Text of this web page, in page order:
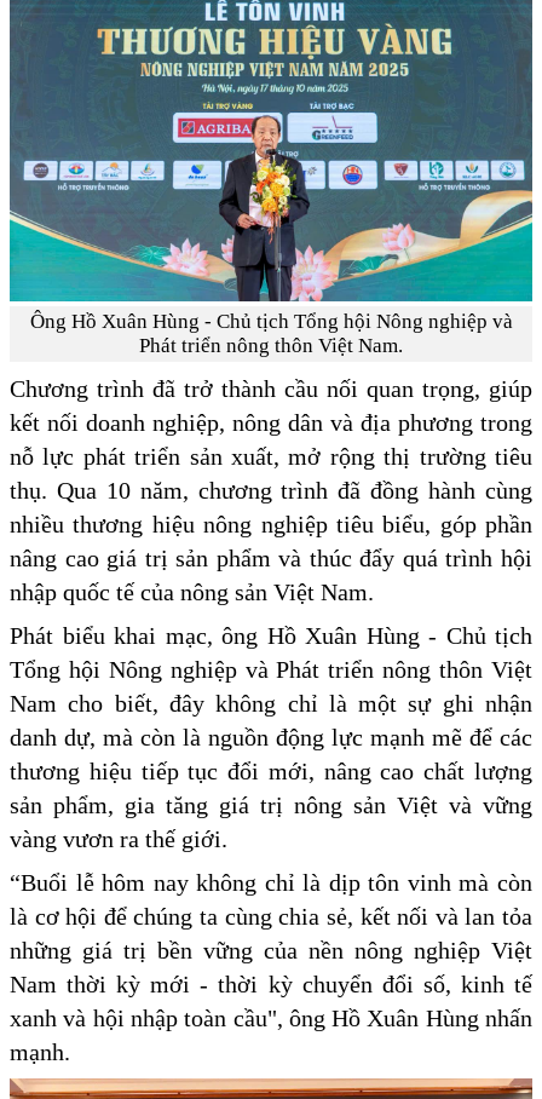
Ông Hồ Xuân Hùng - Chủ tịch Tổng hội Nông nghiệp và
Phát triển nông thôn Việt Nam.
Chương trình đã trở thành cầu nối quan trọng, giúp
kết nối doanh nghiệp, nông dân và địa phương trong
nỗ lực phát triển sản xuất, mở rộng thị trường tiêu
thụ. Qua 10 năm, chương trình đã đồng hành cùng
nhiều thương hiệu nông nghiệp tiêu biểu, góp phần
nâng cao giá trị sản phẩm và thúc đẩy quá trình hội
nhập quốc tế của nông sản Việt Nam.
Phát biểu khai mạc, ông Hồ Xuân Hùng - Chủ tịch
Tổng hội Nông nghiệp và Phát triển nông thôn Việt
Nam cho biết, đây không chỉ là một sự ghi nhận
danh dự, mà còn là nguồn động lực mạnh mẽ để các
thương hiệu tiếp tục đổi mới, nâng cao chất lượng
sản phẩm, gia tăng giá trị nông sản Việt và vững
vàng vươn ra thế giới.
“Buổi lễ hôm nay không chỉ là dịp tôn vinh mà còn
là cơ hội để chúng ta cùng chia sẻ, kết nối và lan tỏa
những giá trị bền vững của nền nông nghiệp Việt
Nam thời kỳ mới - thời kỳ chuyển đổi số, kinh tế
xanh và hội nhập toàn cầu", ông Hồ Xuân Hùng nhấn
mạnh.